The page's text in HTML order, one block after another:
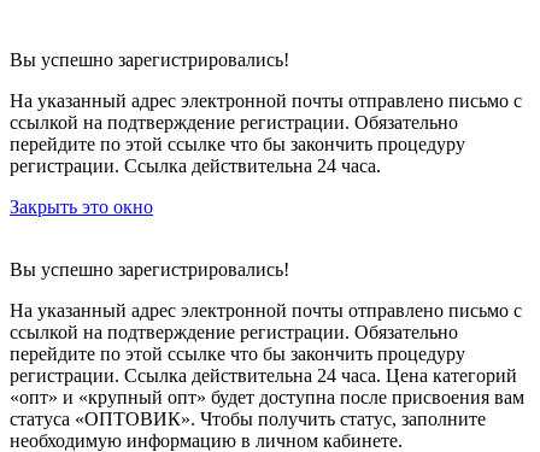
Вы успешно зарегистрировались!
На указанный адрес электронной почты отправлено письмо с
ссылкой на подтверждение регистрации. Обязательно
перейдите по этой ссылке что бы закончить процедуру
регистрации. Ссылка действительна 24 часа.
Закрыть это окно
Вы успешно зарегистрировались!
На указанный адрес электронной почты отправлено письмо с
ссылкой на подтверждение регистрации. Обязательно
перейдите по этой ссылке что бы закончить процедуру
регистрации. Ссылка действительна 24 часа. Цена категорий
«опт» и «крупный опт» будет доступна после присвоения вам
статуса «ОПТОВИК». Чтобы получить статус, заполните
необходимую информацию в личном кабинете.